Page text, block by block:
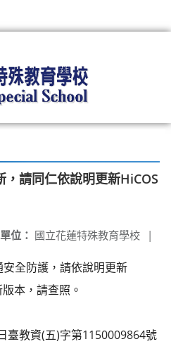
，請同仁依說明更新HiCOS
位： 國立花蓮特殊教育學校 |
全防護，請依說明更新
本，請查照。
臺教資(五)字第1150009864號